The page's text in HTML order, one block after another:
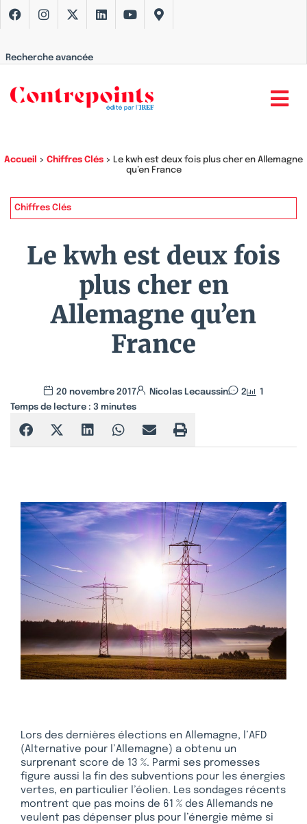
Recherche avancée
Accueil > Chiffres Clés > Le kwh est deux fois plus cher en Allemagne
qu’en France
Chiffres Clés
Le kwh est deux fois
plus cher en
Allemagne qu’en
France
20 novembre 2017 Nicolas Lecaussin 2
1
Temps de lecture : 3 minutes
Lors des dernières élections en Allemagne, l’AFD
(Alternative pour l’Allemagne) a obtenu un
surprenant score de 13 %. Parmi ses promesses
figure aussi la fin des subventions pour les énergies
vertes, en particulier l’éolien. Les sondages récents
montrent que pas moins de 61 % des Allemands ne
veulent pas dépenser plus pour l’énergie même si